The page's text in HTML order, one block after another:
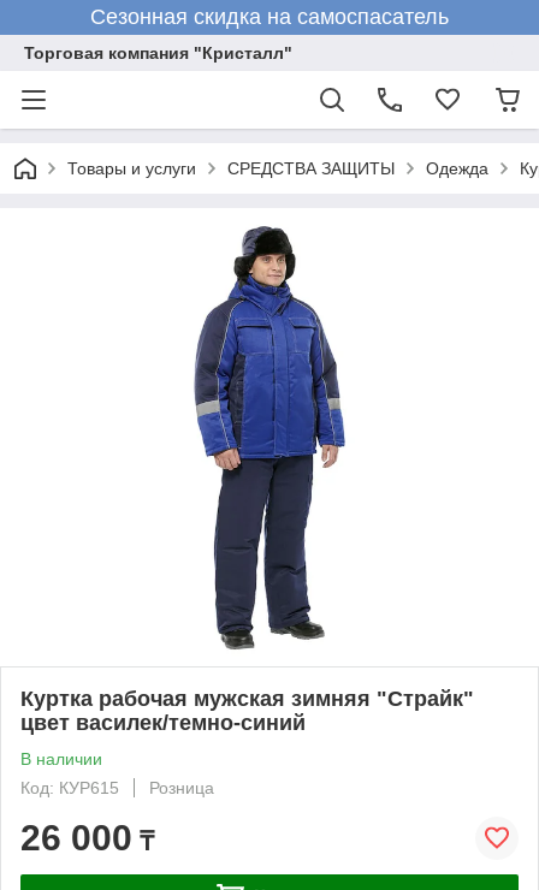
Сезонная скидка на самоспасатель
Торговая компания "Кристалл"
Товары и услуги СРЕДСТВА ЗАЩИТЫ Одежда
Куртка рабочая мужская зимняя "Страйк"
цвет василек/темно-синий
В наличии
Код: КУР615
Розница
26 000 ₸